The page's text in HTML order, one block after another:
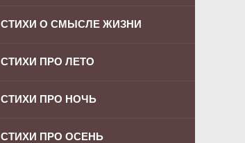
СТИХИ О СМЫСЛЕ ЖИЗНИ
СТИХИ ПРО ЛЕТО
СТИХИ ПРО НОЧЬ
СТИХИ ПРО ОСЕНЬ